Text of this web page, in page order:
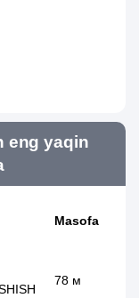
eng yaqin
Masofa
78 м